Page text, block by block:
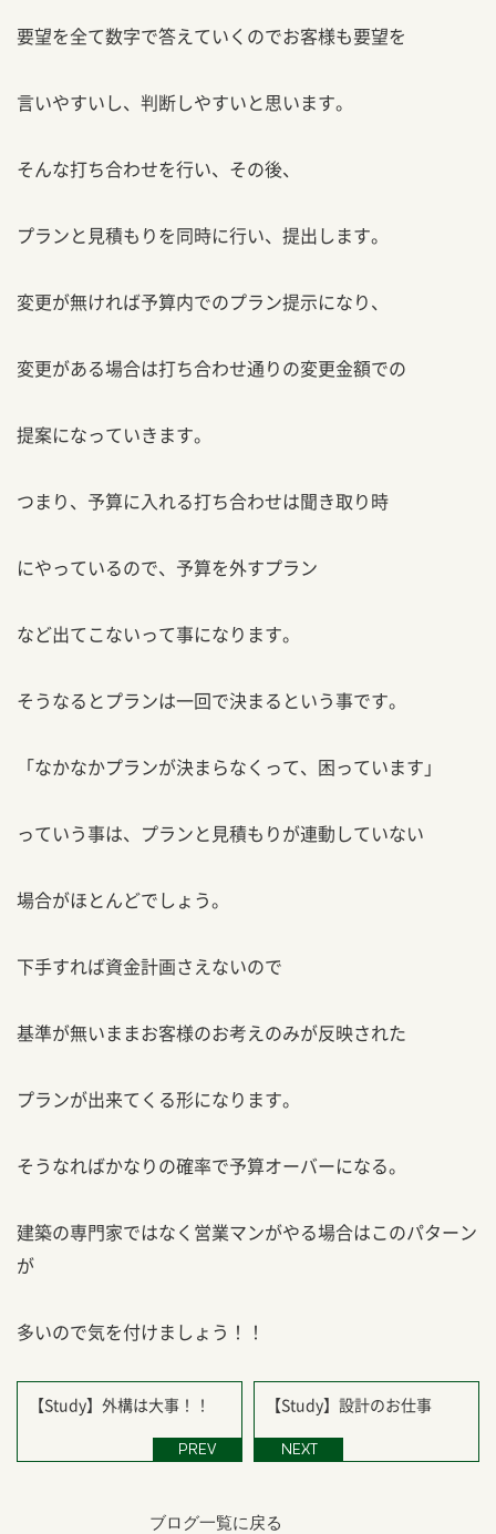
要望を全て数字で答えていくのでお客様も要望を
言いやすいし、判断しやすいと思います。
そんな打ち合わせを行い、その後、
プランと見積もりを同時に行い、提出します。
変更が無ければ予算内でのプラン提示になり、
変更がある場合は打ち合わせ通りの変更金額での
提案になっていきます。
つまり、予算に入れる打ち合わせは聞き取り時
にやっているので、予算を外すプラン
など出てこないって事になります。
そうなるとプランは一回で決まるという事です。
「なかなかプランが決まらなくって、困っています」
っていう事は、プランと見積もりが連動していない
場合がほとんどでしょう。
下手すれば資金計画さえないので
基準が無いままお客様のお考えのみが反映された
プランが出来てくる形になります。
そうなればかなりの確率で予算オーバーになる。
建築の専門家ではなく営業マンがやる場合はこのパターン
が
多いので気を付けましょう！！
【Study】外構は大事！！
PREV
【Study】設計のお仕事
NEXT
ブログ一覧に戻る